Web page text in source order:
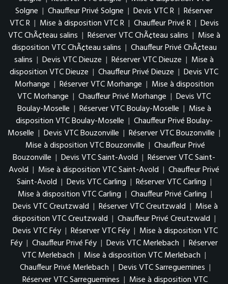
Solgne | Chauffeur Privé Solgne | Devis VTC R | Réserver
VTC R | Mise à disposition VTC R | Chauffeur Privé R | Devis
VTC ChÃ¢teau salins | Réserver VTC ChÃ¢teau salins | Mise à
disposition VTC ChÃ¢teau salins | Chauffeur Privé ChÃ¢teau
salins | Devis VTC Dieuze | Réserver VTC Dieuze | Mise à
disposition VTC Dieuze | Chauffeur Privé Dieuze | Devis VTC
Morhange | Réserver VTC Morhange | Mise à disposition
VTC Morhange | Chauffeur Privé Morhange | Devis VTC
Boulay-Moselle | Réserver VTC Boulay-Moselle | Mise à
disposition VTC Boulay-Moselle | Chauffeur Privé Boulay-
Moselle | Devis VTC Bouzonville | Réserver VTC Bouzonville |
Mise à disposition VTC Bouzonville | Chauffeur Privé
Bouzonville | Devis VTC Saint-Avold | Réserver VTC Saint-
Avold | Mise à disposition VTC Saint-Avold | Chauffeur Privé
Saint-Avold | Devis VTC Carling | Réserver VTC Carling |
Mise à disposition VTC Carling | Chauffeur Privé Carling |
Devis VTC Creutzwald | Réserver VTC Creutzwald | Mise à
disposition VTC Creutzwald | Chauffeur Privé Creutzwald |
Devis VTC Féy | Réserver VTC Féy | Mise à disposition VTC
Féy | Chauffeur Privé Féy | Devis VTC Merlebach | Réserver
VTC Merlebach | Mise à disposition VTC Merlebach |
Chauffeur Privé Merlebach | Devis VTC Sarreguemines |
Réserver VTC Sarreguemines | Mise à disposition VTC